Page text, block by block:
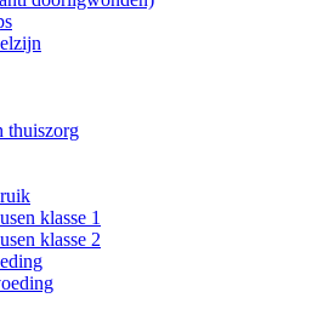
thuiszorg
klasse 1
klasse 2